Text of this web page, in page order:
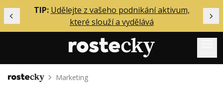
Předchozí
TIP: Udělejte z vašeho podnikání aktivum,
které slouží a vydělává
Mentoring
Domů Marketing